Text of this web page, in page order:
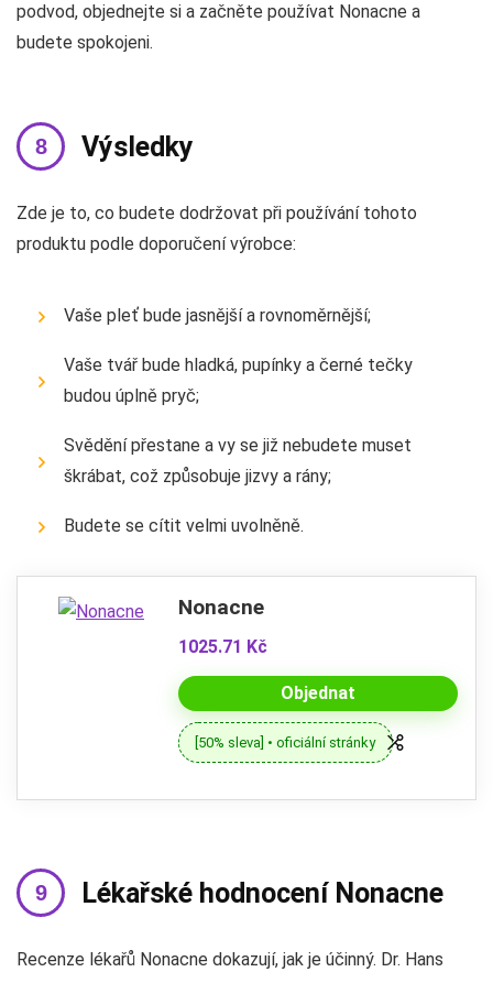
podvod, objednejte si a začněte používat Nonacne a
budete spokojeni.
Výsledky
Zde je to, co budete dodržovat při používání tohoto
produktu podle doporučení výrobce:
Vaše pleť bude jasnější a rovnoměrnější;
Vaše tvář bude hladká, pupínky a černé tečky
budou úplně pryč;
Svědění přestane a vy se již nebudete muset
škrábat, což způsobuje jizvy a rány;
Budete se cítit velmi uvolněně.
Nonacne
1025.71 Kč
Objednat
[50% sleva] • oficiální stránky
Lékařské hodnocení Nonacne
Recenze lékařů Nonacne dokazují, jak je účinný. Dr. Hans